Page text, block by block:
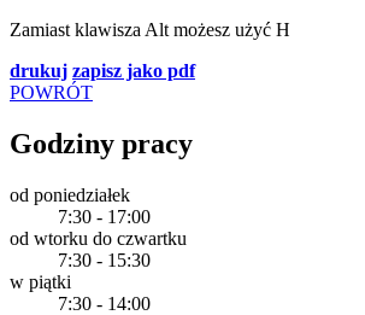
Zamiast klawisza Alt możesz użyć H
drukuj zapisz jako pdf
POWRÓT
Godziny pracy
od poniedziałek
7:30 - 17:00
od wtorku do czwartku
7:30 - 15:30
w piątki
7:30 - 14:00